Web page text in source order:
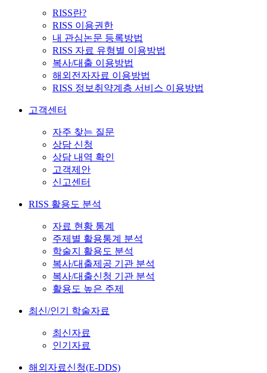
RISS란?
RISS 이용권한
내 관심논문 등록방법
RISS 자료 유형별 이용방법
복사/대출 이용방법
해외전자자료 이용방법
RISS 정보취약계층 서비스 이용방법
고객센터
자주 찾는 질문
상담 신청
상담 내역 확인
고객제안
신고센터
RISS 활용도 분석
자료 현황 통계
주제별 활용통계 분석
학술지 활용도 분석
복사/대출제공 기관 분석
복사/대출신청 기관 분석
활용도 높은 주제
최신/인기 학술자료
최신자료
인기자료
해외자료신청(E-DDS)